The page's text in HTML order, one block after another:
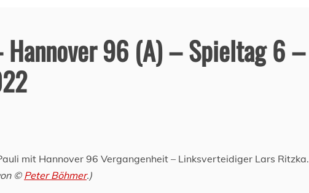
96 (A) – Spieltag 6 –
mit Hannover 96 Vergangenheit – Linksverteidiger Lars Ritzka.
© Peter Böhmer.)